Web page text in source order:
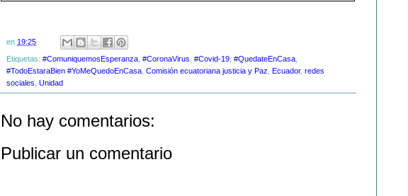
en 19:25
Etiquetas: #ComuniquemosEsperanza #CoronaVirus #Covid-19 #QuedateEnCasa
#TodoEstaraBien #YoMeQuedoEnCasa Comisión ecuatoriana justicia y Paz Ecuador, redes
sociales Unidad
No hay comentarios:
Publicar un comentario